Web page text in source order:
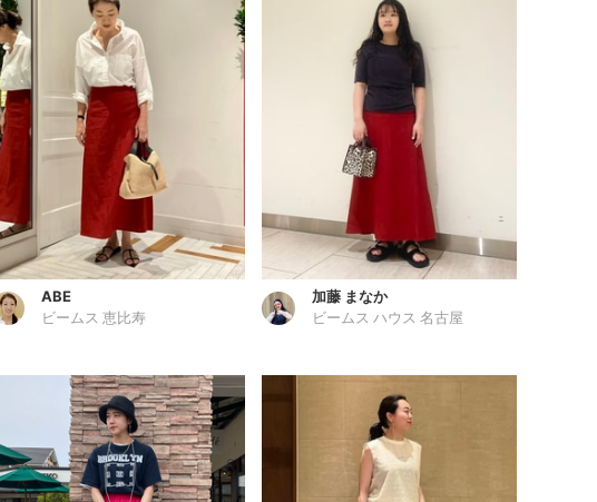
ABE
ビームス 恵比寿
加藤 まなか
ビームス ハウス 名古屋